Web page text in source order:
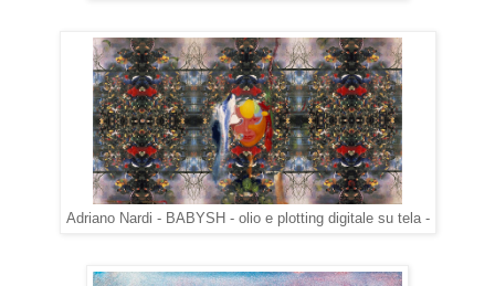
Adriano Nardi - BABYSH - olio e plotting digitale su tela -